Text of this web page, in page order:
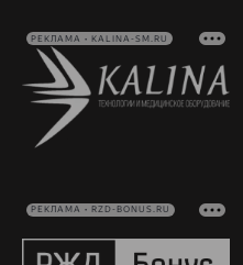
РЕКЛАМА • KALINA-SM.RU
РЕКЛАМА • RZD-BONUS.RU